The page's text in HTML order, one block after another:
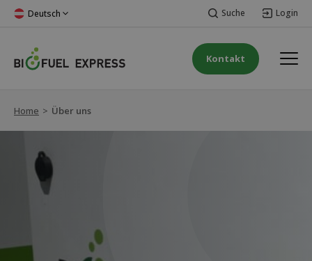
Deutsch Suche Login
Kontakt
Home > Über uns